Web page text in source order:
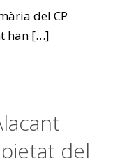
del CP
han […]
del